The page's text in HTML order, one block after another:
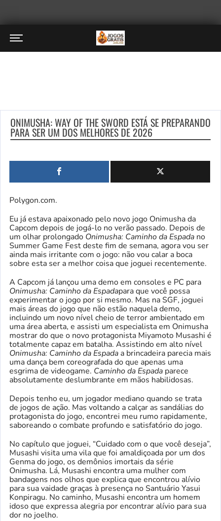
ONIMUSHA: WAY OF THE SWORD ESTÁ SE PREPARANDO
PARA SER UM DOS MELHORES DE 2026
Polygon.com.
Eu já estava apaixonado pelo novo jogo Onimusha da
Capcom depois de jogá-lo no verão passado. Depois de
um olhar prolongado Onimusha: Caminho da Espada no
Summer Game Fest deste fim de semana, agora vou ser
ainda mais irritante com o jogo: não vou calar a boca
sobre esta ser a melhor coisa que joguei recentemente.
A Capcom já lançou uma demo em consoles e PC para
Onimusha: Caminho da Espadapara que você possa
experimentar o jogo por si mesmo. Mas na SGF, joguei
mais áreas do jogo que não estão naquela demo,
incluindo um novo nível cheio de terror ambientado em
uma área aberta, e assisti um especialista em Onimusha
mostrar do que o novo protagonista Miyamoto Musashi é
totalmente capaz em batalha. Assistindo em alto nível
Onimusha: Caminho da Espada a brincadeira parecia mais
uma dança bem coreografada do que apenas uma
esgrima de videogame. Caminho da Espada parece
absolutamente deslumbrante em mãos habilidosas.
Depois tenho eu, um jogador mediano quando se trata
de jogos de ação. Mas voltando a calçar as sandálias do
protagonista do jogo, encontrei meu rumo rapidamente,
saboreando o combate profundo e satisfatório do jogo.
No capítulo que joguei, “Cuidado com o que você deseja”,
Musashi visita uma vila que foi amaldiçoada por um dos
Genma do jogo, os demônios imortais da série
Onimusha. Lá, Musashi encontra uma mulher com
bandagens nos olhos que explica que encontrou alívio
para sua vaidade graças à presença no Santuário Yasui
Konpiragu. No caminho, Musashi encontra um homem
idoso que expressa alegria por encontrar alívio para sua
dor no joelho.